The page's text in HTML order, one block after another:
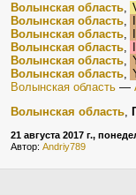
Волынская область,
Волынская область,
Волынская область,
Волынская область,
Волынская область,
Волынская область,
Волынская область —
Волынская область,
21 августа 2017 г.,
Автор: Andriy789